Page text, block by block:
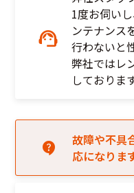
1度お伺い
ンテナンス
行わないと
弊社ではレ
しております
故障や不具
応になりま